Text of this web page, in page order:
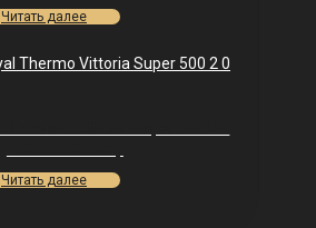
Читать далее
Читать далее